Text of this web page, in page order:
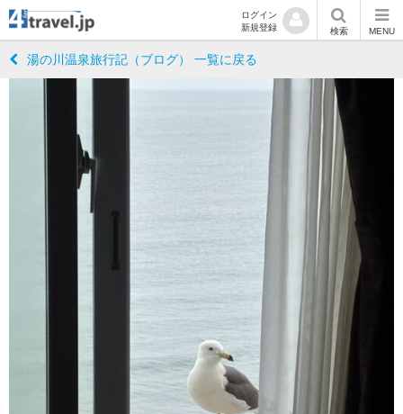
ログイン
新規登録
検索 MENU
湯の川温泉旅行記（ブログ） 一覧に戻る